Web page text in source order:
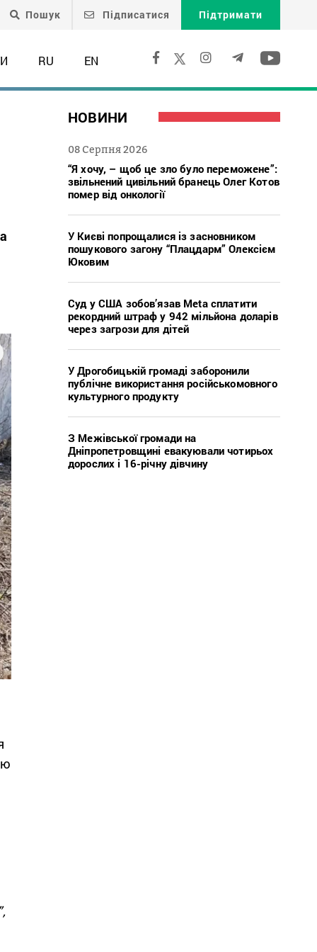
Пошук Підписатися Підтримати
RU EN
НОВИНИ
08 Серпня 2026
“Я хочу, – щоб це зло було переможене”:
звільнений цивільний бранець Олег Котов
помер від онкології
У Києві попрощалися із засновником
пошукового загону “Плацдарм” Олексієм
Юковим
Суд у США зобов’язав Meta сплатити
рекордний штраф у 942 мільйона доларів
через загрози для дітей
У Дрогобицькій громаді заборонили
публічне використання російськомовного
культурного продукту
З Межівської громади на
Дніпропетровщині евакуювали чотирьох
дорослих і 16-річну дівчину